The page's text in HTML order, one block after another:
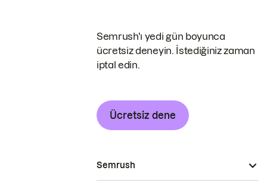
Semrush'ı yedi gün boyunca
ücretsiz deneyin. İstediğiniz zaman
iptal edin.
Ücretsiz dene
Semrush